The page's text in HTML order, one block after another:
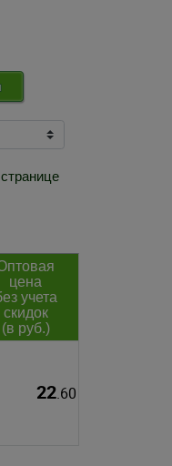
цена
учета
скидок
(в руб.)
22.60